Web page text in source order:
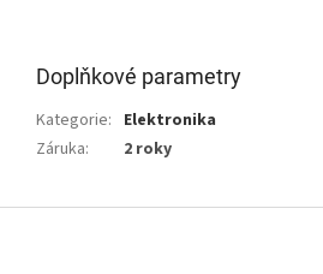
Doplňkové parametry
Kategorie: Elektronika
Záruka: 2 roky